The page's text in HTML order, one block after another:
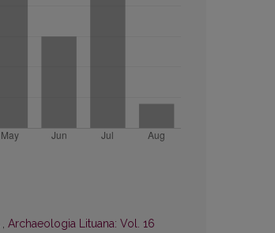
, Archaeologia Lituana: Vol. 16